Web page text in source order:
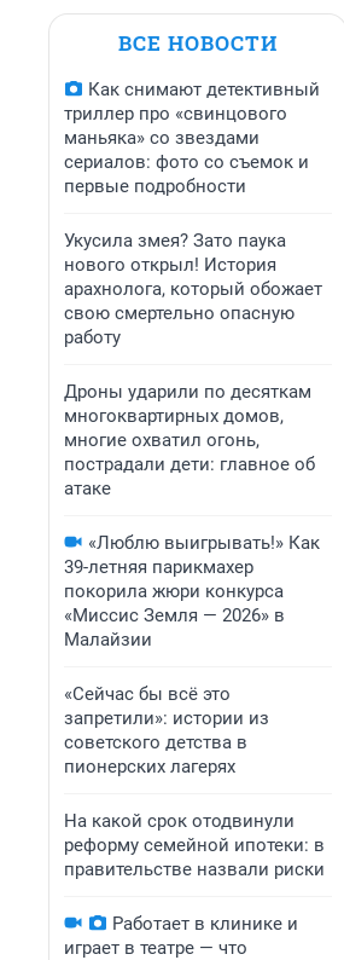
ВСЕ НОВОСТИ
Как снимают детективный
триллер про «свинцового
маньяка» со звездами
сериалов: фото со съемок и
первые подробности
Укусила змея? Зато паука
нового открыл! История
арахнолога, который обожает
свою смертельно опасную
работу
Дроны ударили по десяткам
многоквартирных домов,
многие охватил огонь,
пострадали дети: главное об
атаке
«Люблю выигрывать!» Как
39-летняя парикмахер
покорила жюри конкурса
«Миссис Земля — 2026» в
Малайзии
«Сейчас бы всё это
запретили»: истории из
советского детства в
пионерских лагерях
На какой срок отодвинули
реформу семейной ипотеки: в
правительстве назвали риски
Работает в клинике и
играет в театре — что